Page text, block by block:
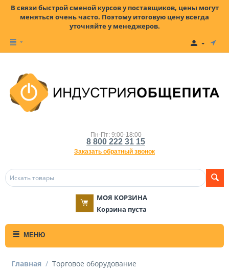
В связи быстрой сменой курсов у поставщиков, цены могут
меняться очень часто. Поэтому итоговую цену всегда
уточняйте у менеджеров.
Пн-Пт: 9:00-18:00
8 800 222 31 15
Заказать обратный звонок
МОЯ КОРЗИНА
Корзина пуста
МЕНЮ
Главная / Торговое оборудование